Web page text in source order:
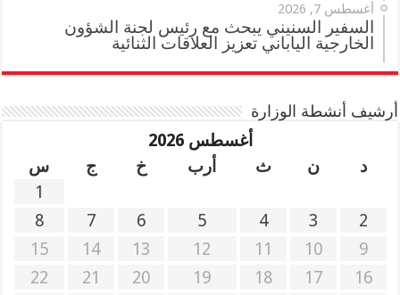
أغسطس 7, 2026
السفير السنيني يبحث مع رئيس لجنة الشؤون
الخارجية الياباني تعزيز العلاقات الثنائية
أرشيف أنشطة الوزارة
أغسطس 2026
د
ن ث أرب خ ج
س
1
2
3
4
5
6
7
8
9
10
11
12
13
14
15
16
17
18
19
20
21
22